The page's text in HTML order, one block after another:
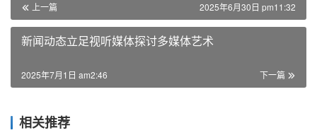
上一篇 2025年6月30日 pm11:32
新闻动态立足视听媒体探讨多媒体艺术
下一篇
2025年7月1日 am2:46
相关推荐